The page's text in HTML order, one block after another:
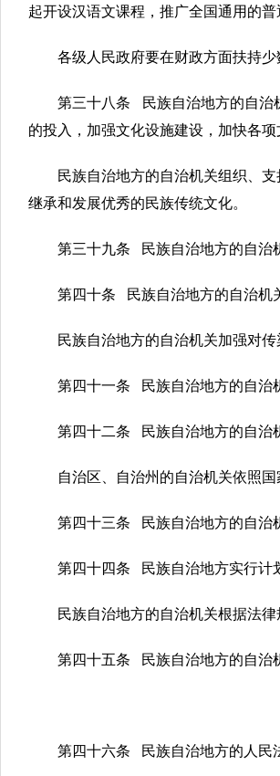
起开设汉语文课程，推广全国通用的普
各级人民政府要在财政方面扶持
第三十八条 民族自治地方的自治
的投入，加强文化设施建设，加快各项
民族自治地方的自治机关组织、
继承和发展优秀的民族传统文化。
第三十九条 民族自治地方的自治
第四十条 民族自治地方的自治机
民族自治地方的自治机关加强对
第四十一条 民族自治地方的自治
第四十二条 民族自治地方的自治
自治区、自治州的自治机关依照
第四十三条 民族自治地方的自治
第四十四条 民族自治地方实行计
民族自治地方的自治机关根据法
第四十五条 民族自治地方的自治
第四十六条 民族自治地方的人民